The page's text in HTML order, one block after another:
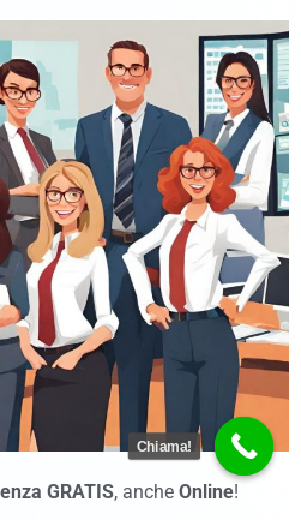
GRATIS, anche Online!
Chiama!